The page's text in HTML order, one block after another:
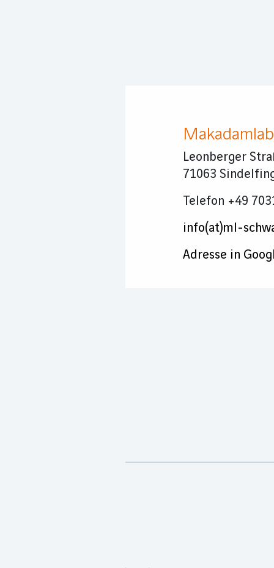
Leonberger
71063
Telefon +49
info(at)ml-
Adresse in